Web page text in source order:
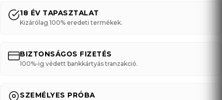
18 ÉV TAPASZTALAT
Kizárólag 100% eredeti termékek.
BIZTONSÁGOS FIZETÉS
100%-ig védett bankkártyás tranzakció.
SZEMÉLYES PRÓBA